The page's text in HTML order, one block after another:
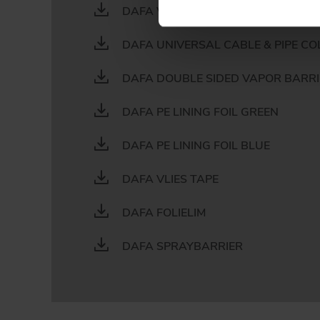
DAFA VAPOR BARRIER TAPE BLUE &
DAFA UNIVERSAL CABLE & PIPE
DAFA DOUBLE SIDED VAPOR
DAFA PE LINING FOIL GREEN
DAFA PE LINING FOIL BLUE
DAFA VLIES TAPE
DAFA FOLIELIM
DAFA SPRAYBARRIER